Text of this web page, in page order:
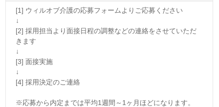
[1] ウィルオブ介護の応募フォームよりご応募ください
↓
[2] 採用担当より面接日程の調整などの連絡をさせていただ
きます
↓
[3] 面接実施
↓
[4] 採用決定のご連絡
※応募から内定までは平均1週間～1ヶ月ほどになります。